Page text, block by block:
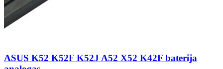
ASUS K52 K52F K52J A52 X52 K42F baterija